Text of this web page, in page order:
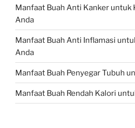
Manfaat Buah Anti Kanker untuk
Anda
Manfaat Buah Anti Inflamasi
Anda
Manfaat Buah Penyegar Tubuh
Manfaat Buah Rendah Kalori